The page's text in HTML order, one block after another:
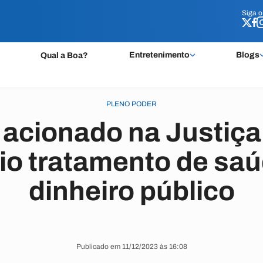
Siga o
Qual a Boa? Entretenimento Blogs
Siga o
PLENO PODER
na
tratamento de
dinheiro público
Publicado em 11/12/2023 às 16:08